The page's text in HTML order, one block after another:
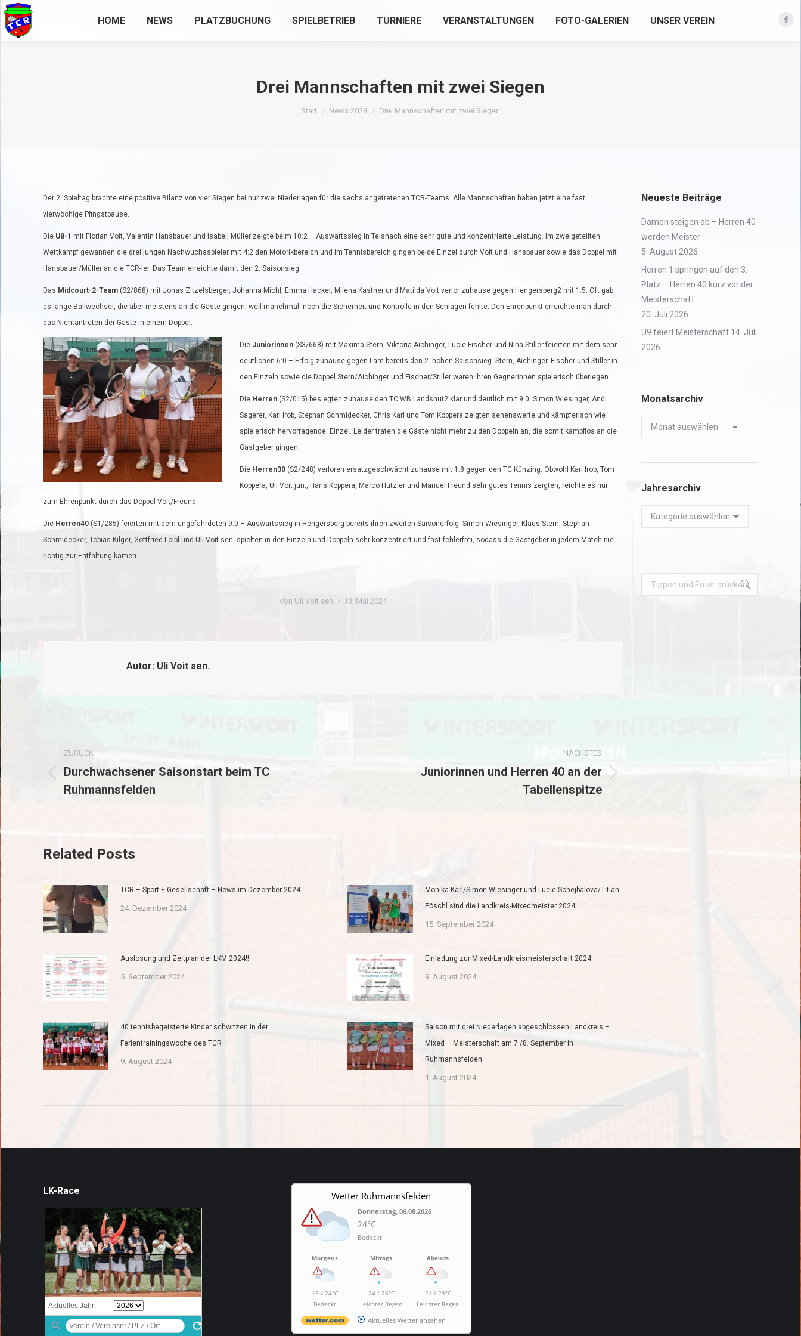
HOME NEWS PLATZBUCHUNG SPIELBETRIEB TURNIERE VERANSTALTUNGEN FOTO-GALERIEN UNSER VEREIN
Drei Mannschaften mit zwei Siegen
Sie befinden sich hier:
Start News 2024 Drei Mannschaften mit zwei Siegen
Der 2. Spieltag brachte eine positive Bilanz von vier Siegen bei nur zwei Niederlagen für die sechs angetretenen TCR-Teams. Alle Mannschaften haben jetzt eine fast
vierwöchige Pfingstpause.
Die U8-1 mit Florian Voit, Valentin Hansbauer und Isabell Müller zeigte beim 10:2 – Auswärtssieg in Teisnach eine sehr gute und konzentrierte Leistung. Im zweigeteilten
Wettkampf gewannen die drei jungen Nachwuchsspieler mit 4:2 den Motorikbereich und im Tennisbereich gingen beide Einzel durch Voit und Hansbauer sowie das Doppel mit
Hansbauer/Müller an die TCR-ler. Das Team erreichte damit den 2. Saisonsieg.
Das Midcourt-2-Team (S2/868) mit Jonas Zitzelsberger, Johanna Michl, Emma Hacker, Milena Kastner und Matilda Voit verlor zuhause gegen Hengersberg2 mit 1:5. Oft gab
es lange Ballwechsel, die aber meistens an die Gäste gingen, weil manchmal noch die Sicherheit und Kontrolle in den Schlägen fehlte. Den Ehrenpunkt erreichte man durch
das Nichtantreten der Gäste in einem Doppel.
Die Juniorinnen (S3/668) mit Maxima Stern, Viktoria Aichinger, Lucie Fischer und Nina Stiller feierten mit dem sehr
deutlichen 6:0 – Erfolg zuhause gegen Lam bereits den 2. hohen Saisonsieg. Stern, Aichinger, Fischer und Stiller in
den Einzeln sowie die Doppel Stern/Aichinger und Fischer/Stiller waren ihren Gegnerinnen spielerisch überlegen.
Die Herren (S2/015) besiegten zuhause den TC WB Landshut2 klar und deutlich mit 9:0. Simon Wiesinger, Andi
Sagerer, Karl Irob, Stephan Schmidecker, Chris Karl und Tom Koppera zeigten sehenswerte und kämpferisch wie
spielerisch hervorragende Einzel. Leider traten die Gäste nicht mehr zu den Doppeln an, die somit kampflos an die
Gastgeber gingen.
Die Herren30 (S2/248) verloren ersatzgeschwächt zuhause mit 1:8 gegen den TC Künzing. Obwohl Karl Irob, Tom
Koppera, Uli Voit jun., Hans Koppera, Marco Hutzler und Manuel Freund sehr gutes Tennis zeigten, reichte es nur
zum Ehrenpunkt durch das Doppel Voit/Freund.
Die Herren40 (S1/285) feierten mit dem ungefährdeten 9:0 – Auswärtssieg in Hengersberg bereits ihren zweiten Saisonerfolg. Simon Wiesinger, Klaus Stern, Stephan
Schmidecker, Tobias Kilger, Gottfried Loibl und Uli Voit sen. spielten in den Einzeln und Doppeln sehr konzentriert und fast fehlerfrei, sodass die Gastgeber in jedem Match nie
richtig zur Entfaltung kamen.
Von Uli Voit sen. 13. Mai 2024
Autor: Uli Voit sen.
Kommentarnavigation
ZURÜCK
Beitrag:
Durchwachsener Saisonstart beim TC
Ruhmannsfelden
NÄCHSTES
Juniorinnen und Herren 40 an der
Tabellenspitze
Related Posts
TCR – Sport + Gesellschaft – News im Dezember 2024
24. Dezember 2024
Monika Karl/Simon Wiesinger und Lucie Schejbalova/Titian
Pöschl sind die Landkreis-Mixedmeister 2024
15. September 2024
Auslosung und Zeitplan der LKM 2024!!
5. September 2024
Einladung zur Mixed-Landkreismeisterschaft 2024
9. August 2024
40 tennisbegeisterte Kinder schwitzen in der
Ferientrainingswoche des TCR
9. August 2024
Saison mit drei Niederlagen abgeschlossen Landkreis –
Mixed – Meisterschaft am 7./8. September in
Ruhmannsfelden
1. August 2024
Neueste Beiträge
Damen steigen ab – Herren 40
werden Meister
5. August 2026
Herren 1 springen auf den 3.
Platz – Herren 40 kurz vor der
Meisterschaft
20. Juli 2026
U9 feiert Meisterschaft 14. Juli
2026
Monatsarchiv
Monatsarchiv
Jahresarchiv
Jahresarchiv
Search:
LK-Race Wetter Ruhmannsfelden
Donnerstag, 06.08.2026
24°C
Bedeckt
Morgens
19 / 24°C
Bedeckt
Mittags
24 / 26°C
Leichter Regen
Abends
21 / 23°C
Leichter Regen
Aktuelles Wetter ansehen